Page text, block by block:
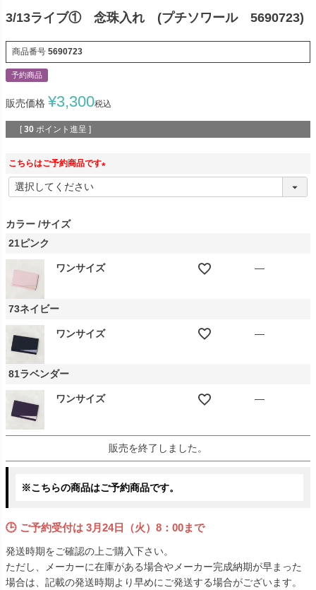
3/13ライブ① 念珠入れ (プチソワール 5690723)
商品番号 5690723
予約商品
販売価格 ¥3,300税込
[ 30 ポイント進呈 ]
こちらはご予約商品です
必
カラー サイズ
21ピンク
ワンサイズ —
73ネイビー
ワンサイズ —
81ラベンダー
ワンサイズ —
販売を終了しました。
※こちらの商品はご予約商品です。
🕒 ご予約受付は 3月24日（火）8：00まで
発送時期をご確認の上ご購入下さい。
ただし、メーカーに在庫がある場合やメーカー完成納期が早まった
場合は、記載の発送時期より早めにご発送する場合がございます。